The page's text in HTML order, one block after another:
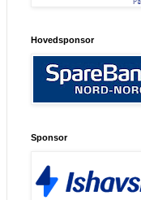
Hovedsponsor
Sponsor